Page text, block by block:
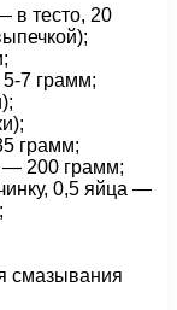
в тесто, 20
7 грамм;
грамм;
— 200 грамм;
0,5 яйца —
смазывания